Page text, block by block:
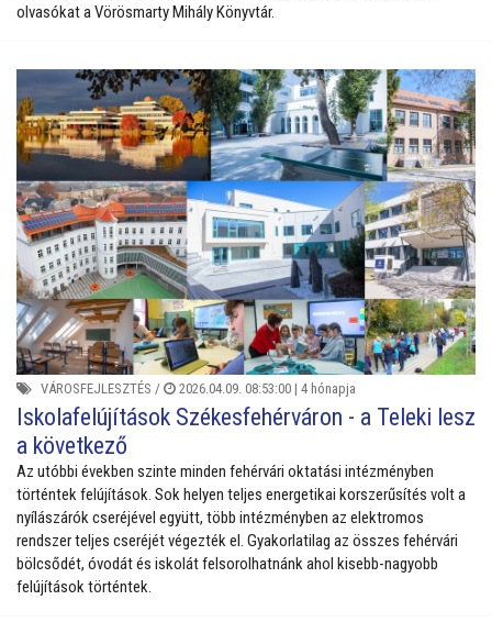
olvasókat a Vörösmarty Mihály Könyvtár.
VÁROSFEJLESZTÉS / 2026.04.09. 08:53:00 | 4 hónapja
Iskolafelújítások Székesfehérváron - a Teleki lesz
a következő
Az utóbbi években szinte minden fehérvári oktatási intézményben
történtek felújítások. Sok helyen teljes energetikai korszerűsítés volt a
nyílászárók cseréjével együtt, több intézményben az elektromos
rendszer teljes cseréjét végezték el. Gyakorlatilag az összes fehérvári
bölcsődét, óvodát és iskolát felsorolhatnánk ahol kisebb-nagyobb
felújítások történtek.